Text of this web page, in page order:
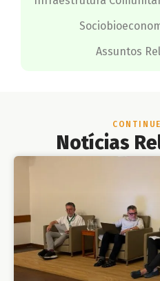
Assuntos
Notícias